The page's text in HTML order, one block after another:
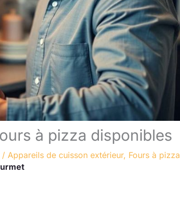
à pizza disponibles
/ Appareils de cuisson extérieur, Fours à pizza